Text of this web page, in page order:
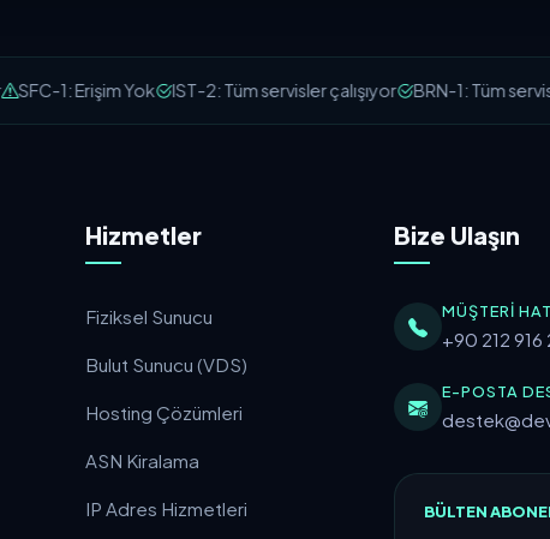
SFC-1: Erişim Yok IST-2: Tüm servisler çalışıyor BRN-1: Tüm
Hizmetler
Fiziksel Sunucu
Bulut Sunucu (VDS)
Hosting Çözümleri
ASN Kiralama
IP Adres Hizmetleri
Bize Ulaşın
MÜŞTERI
+90 212 916
E-POSTA
BÜLTEN